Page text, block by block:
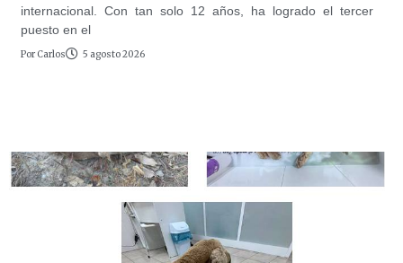
internacional. Con tan solo 12 años, ha logrado el tercer
puesto en el
Por Carlos 5 agosto 2026